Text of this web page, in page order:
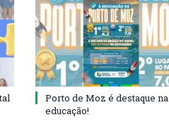
Porto de Moz é destaque na
educação!